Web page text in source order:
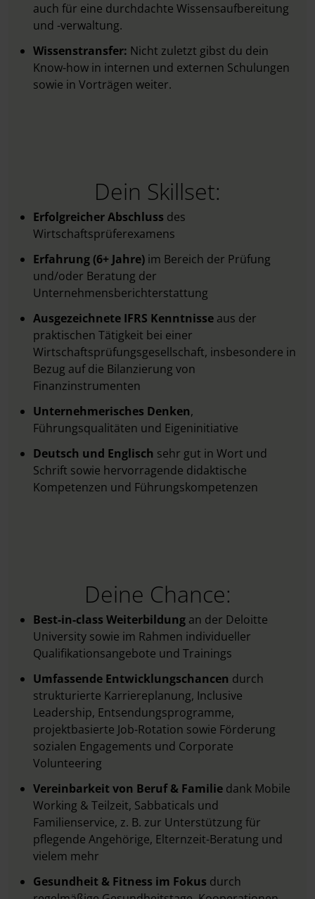
auch für eine durchdachte Wissensaufbereitung
und -verwaltung.
Wissenstransfer: Nicht zuletzt gibst du dein
Know-how in internen und externen Schulungen
sowie in Vorträgen weiter.
Dein Skillset:
Erfolgreicher Abschluss des
Wirtschaftsprüferexamens
Erfahrung (6+ Jahre) im Bereich der Prüfung
und/oder Beratung der
Unternehmensberichterstattung
Ausgezeichnete IFRS Kenntnisse aus der
praktischen Tätigkeit bei einer
Wirtschaftsprüfungsgesellschaft, insbesondere in
Bezug auf die Bilanzierung von
Finanzinstrumenten
Unternehmerisches Denken,
Führungsqualitäten und Eigeninitiative
Deutsch und Englisch sehr gut in Wort und
Schrift sowie hervorragende didaktische
Kompetenzen und Führungskompetenzen
Deine Chance:
Best-in-class Weiterbildung an der Deloitte
University sowie im Rahmen individueller
Qualifikationsangebote und Trainings
Umfassende Entwicklungschancen durch
strukturierte Karriereplanung, Inclusive
Leadership, Entsendungsprogramme,
projektbasierte Job-Rotation sowie Förderung
sozialen Engagements und Corporate
Volunteering
Vereinbarkeit von Beruf & Familie dank Mobile
Working & Teilzeit, Sabbaticals und
Familienservice, z. B. zur Unterstützung für
pflegende Angehörige, Elternzeit-Beratung und
vielem mehr
Gesundheit & Fitness im Fokus durch